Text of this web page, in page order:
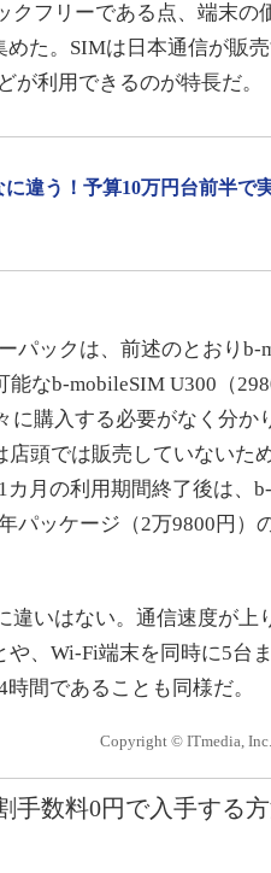
フリーである点、端末の
た。SIMは日本通信が販売
が利用できるのが特長だ。
に違う！予算10万円台前半で
パックは、前述のとおりb-
なb-mobileSIM U300（
に購入する必要がなく分か
頭では販売していないた
月の利用期間終了後は、
パッケージ（2万9800円）
いはない。通信速度が上
、Wi-Fi端末を同時に5台
間であることも同様だ。
Copyright © ITmedia,
手数料0円で入手する